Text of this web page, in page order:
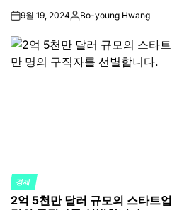
on9월 19, 2024Posted
Bo-young Hwang
POSTED
IN
경제
2억 5천만 달러 규모의 스타트